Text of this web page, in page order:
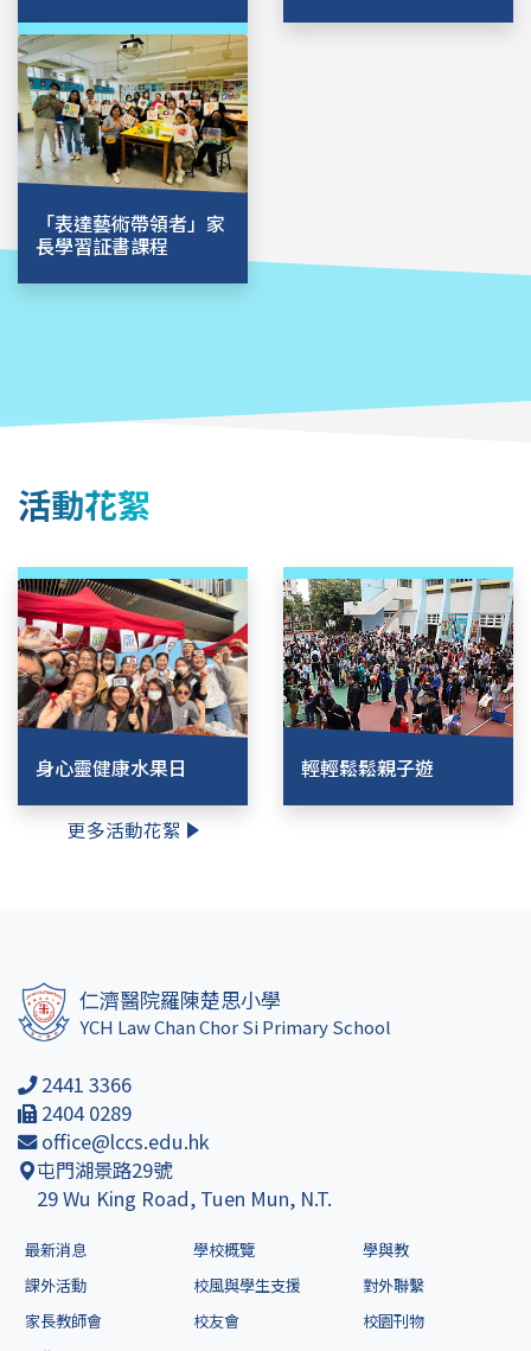
「表達藝術帶領者」家
長學習証書課程
活動花絮
身心靈健康水果日 輕輕鬆鬆親子遊
更多活動花絮
仁濟醫院羅陳楚思小學
YCH Law Chan Chor Si Primary School
2441 3366
2404 0289
office@lccs.edu.hk
屯門湖景路29號
29 Wu King Road, Tuen Mun, N.T.
最新消息 學校概覽
學與教
課外活動
校風與學生支援
對外聯繫
家長教師會
校友會
校園刊物